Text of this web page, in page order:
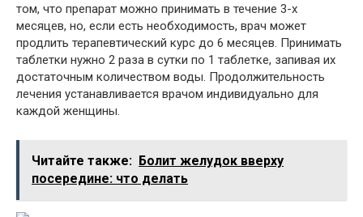
том, что препарат можно принимать в течение 3-х
месяцев, но, если есть необходимость, врач может
продлить терапевтический курс до 6 месяцев. Принимать
таблетки нужно 2 раза в сутки по 1 таблетке, запивая их
достаточным количеством воды. Продолжительность
лечения устанавливается врачом индивидуально для
каждой женщины.
Читайте также: Болит желудок вверху
посередине: что делать